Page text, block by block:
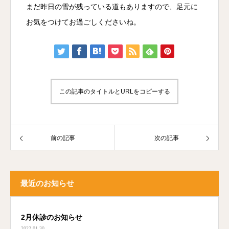
まだ昨日の雪が残っている道もありますので、足元に
お気をつけてお過ごしくださいね。
この記事のタイトルとURLをコピーする
前の記事 次の記事
最近のお知らせ
2月休診のお知らせ
2022.01.30